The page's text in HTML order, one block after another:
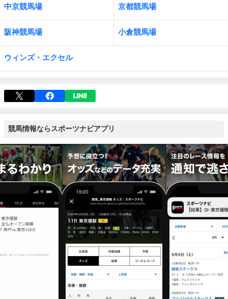
中京競馬場 京都競馬場
阪神競馬場 小倉競馬場
ウィンズ・エクセル
競馬情報ならスポーツナビアプリ